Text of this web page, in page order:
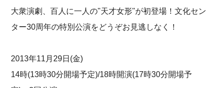
大衆演劇、百人に一人の"天才女形"が初登場！文化セン
ター30周年の特別公演をどうぞお見逃しなく！
2013年11月29日(金)
14時(13時30分開場予定)/18時開演(17時30分開場予